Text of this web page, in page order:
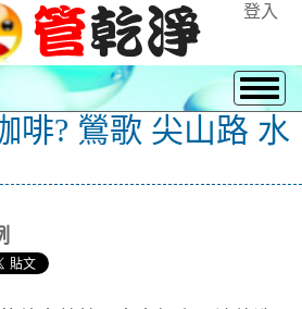
登入
啡? 鶯歌 尖山路 水